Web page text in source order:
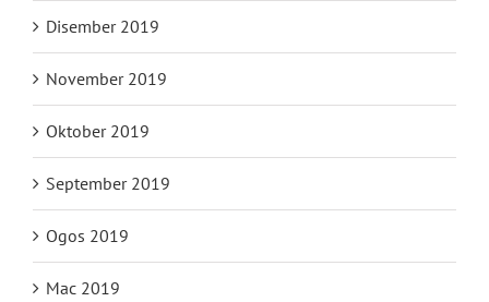
Disember 2019
November 2019
Oktober 2019
September 2019
Ogos 2019
Mac 2019